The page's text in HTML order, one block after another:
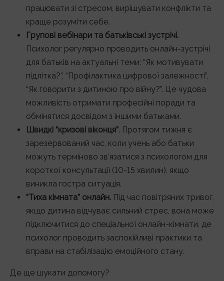
працювати зі стресом, вирішувати конфлікти та
краще розуміти себе.
Групові вебінари та батьківські зустрічі.
Психолог регулярно проводить онлайн-зустрічі
для батьків на актуальні теми: “Як мотивувати
підлітка?”, “Профілактика цифрової залежності”,
“Як говорити з дитиною про війну?”. Це чудова
можливість отримати професійні поради та
обмінятися досвідом з іншими батьками.
Швидкі “кризові віконця”. Протягом тижня є
зарезервований час, коли учень або батьки
можуть терміново зв’язатися з психологом для
короткої консультації (10-15 хвилин), якщо
виникла гостра ситуація.
“Тиха кімната” онлайн. Під час повітряних тривог,
якщо дитина відчуває сильний стрес, вона може
підключитися до спеціальної онлайн-кімнати, де
психолог проводить заспокійливі практики та
вправи на стабілізацію емоційного стану.
Де ще шукати допомогу?